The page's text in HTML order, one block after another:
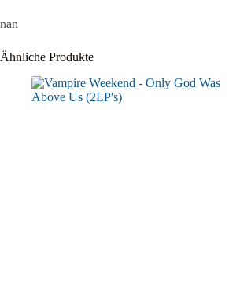
nan
Ähnliche Produkte